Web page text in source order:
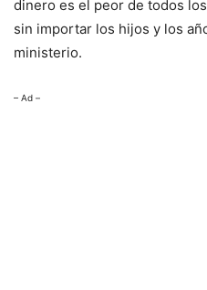
dinero es el peor de todos
sin importar los hijos y los
ministerio.
– Ad –